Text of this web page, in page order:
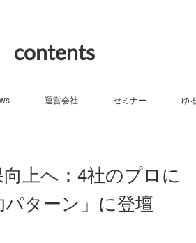
contents
運営会社 セミナー ゆ
上へ：4社のプロに
ターン」に登壇